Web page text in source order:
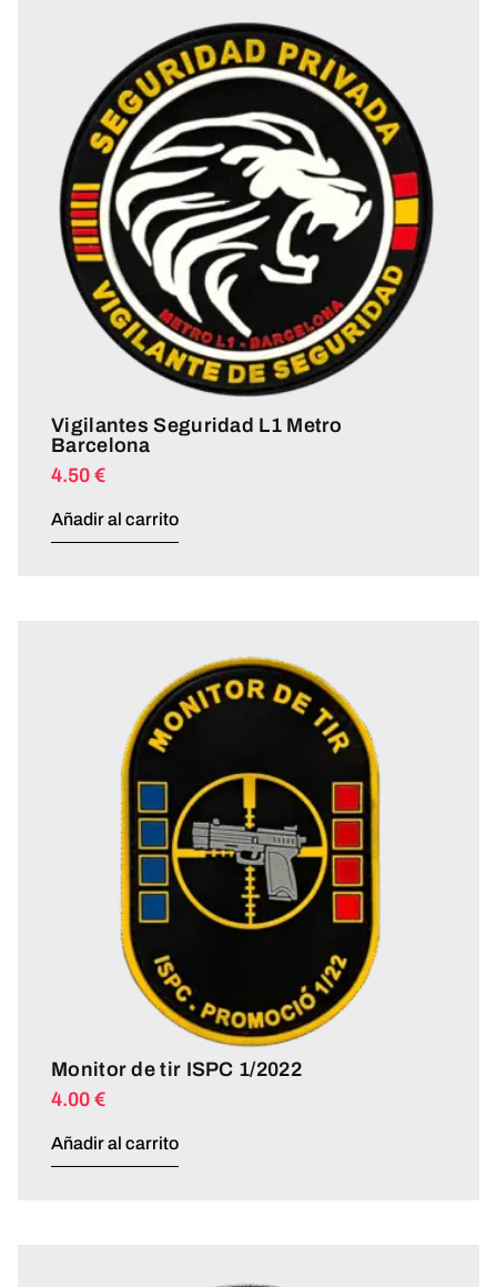
Vigilantes Seguridad L1 Metro
Barcelona
4.50 €
Añadir al carrito
Monitor de tir ISPC 1/2022
4.00 €
Añadir al carrito